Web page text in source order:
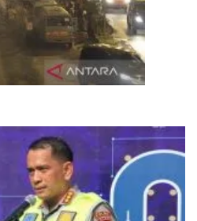
tak takbir keliling